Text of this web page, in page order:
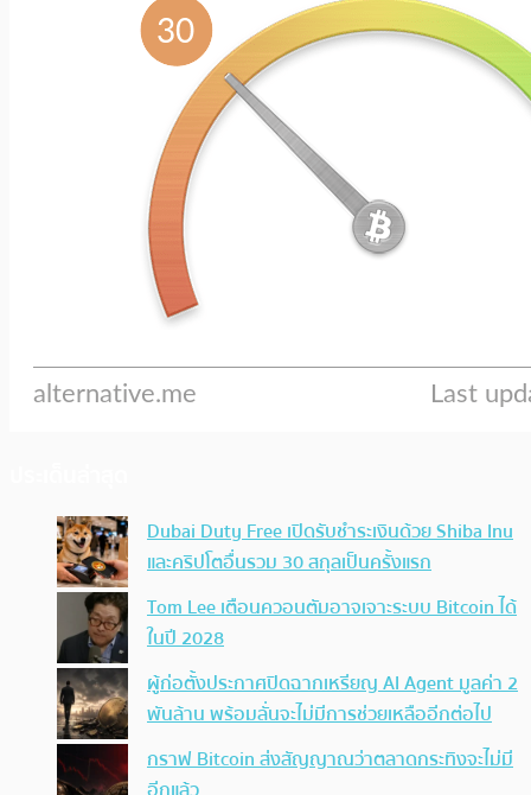
Dubai Duty Free เปิดรับชำระเงินด้วย Shiba Inu
และคริปโตอื่นรวม 30 สกุลเป็นครั้งแรก
Tom Lee เตือนควอนตัมอาจเจาะระบบ Bitcoin ได้
ในปี 2028
ผู้ก่อตั้งประกาศปิดฉากเหรียญ AI Agent มูลค่า 2
พันล้าน พร้อมลั่นจะไม่มีการช่วยเหลืออีกต่อไป
กราฟ Bitcoin ส่งสัญญาณว่าตลาดกระทิงจะไม่มี